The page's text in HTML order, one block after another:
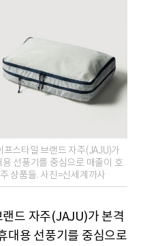
프스타일 브랜드 자주(JAJU)가
선풍기를 중심으로 매출이 호
상품들. 사진=신세계까사
드 자주(JAJU)가 본격
대용 선풍기를 중심으로